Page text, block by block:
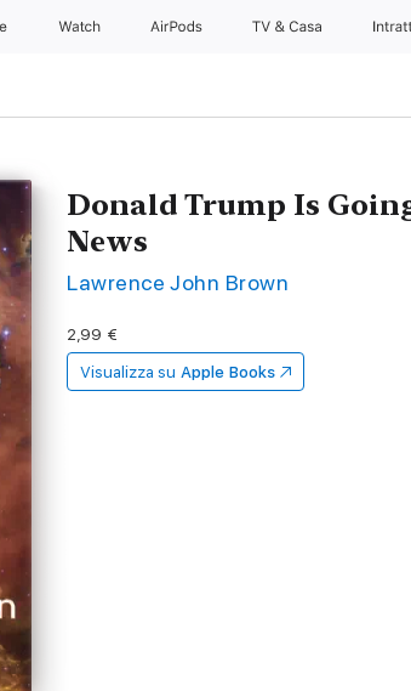
Watch AirPods TV & Casa
Donald Trump Is
News
Lawrence John Brown
2,99 €
Visualizza su Apple Books